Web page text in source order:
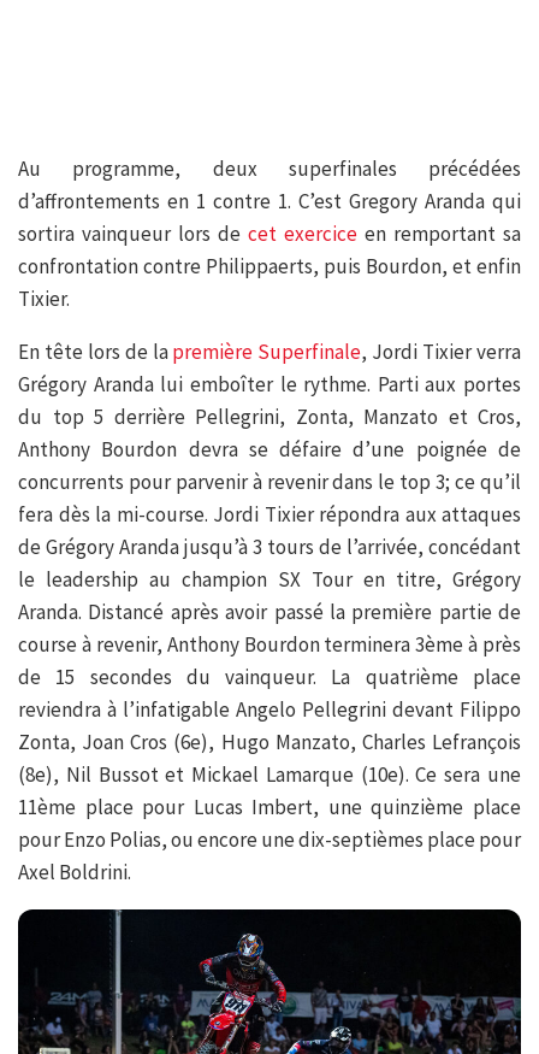
Au programme, deux superfinales précédées
d’affrontements en 1 contre 1. C’est Gregory Aranda qui
sortira vainqueur lors de cet exercice en remportant sa
confrontation contre Philippaerts, puis Bourdon, et enfin
Tixier.
En tête lors de lapremière Superfinale, Jordi Tixier verra
Grégory Aranda lui emboîter le rythme. Parti aux portes
du top 5 derrière Pellegrini, Zonta, Manzato et Cros,
Anthony Bourdon devra se défaire d’une poignée de
concurrents pour parvenir à revenir dans le top 3; ce qu’il
fera dès la mi-course. Jordi Tixier répondra aux attaques
de Grégory Aranda jusqu’à 3 tours de l’arrivée, concédant
le leadership au champion SX Tour en titre, Grégory
Aranda. Distancé après avoir passé la première partie de
course à revenir, Anthony Bourdon terminera 3ème à près
de 15 secondes du vainqueur. La quatrième place
reviendra à l’infatigable Angelo Pellegrini devant Filippo
Zonta, Joan Cros (6e), Hugo Manzato, Charles Lefrançois
(8e), Nil Bussot et Mickael Lamarque (10e). Ce sera une
11ème place pour Lucas Imbert, une quinzième place
pour Enzo Polias, ou encore une dix-septièmes place pour
Axel Boldrini.